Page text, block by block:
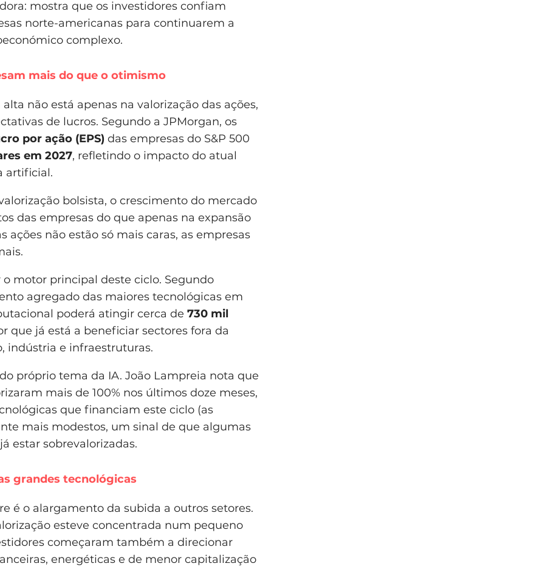
mostra que os investidores confiam
norte-americanas para continuarem a
complexo.
mais do que o otimismo
não está apenas na valorização das ações,
de lucros. Segundo a JPMorgan, os
por ação (EPS) das empresas do S&P 500
em 2027, refletindo o impacto do atual
artificial.
bolsista, o crescimento do mercado
das empresas do que apenas na expansão
ações não estão só mais caras, as empresas
motor principal deste ciclo. Segundo
agregado das maiores tecnológicas em
poderá atingir cerca de 730 mil
que já está a beneficiar sectores fora da
indústria e infraestruturas.
próprio tema da IA. João Lampreia nota que
mais de 100% nos últimos doze meses,
que financiam este ciclo (as
mais modestos, um sinal de que algumas
estar sobrevalorizadas.
grandes tecnológicas
é o alargamento da subida a outros setores.
esteve concentrada num pequeno
começaram também a direcionar
energéticas e de menor capitalização